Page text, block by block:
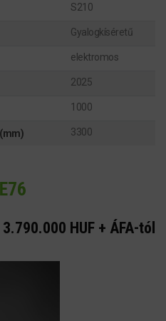
S210
Gyalogkíséretű
elektromos
2025
1000
3300
3.790.000 HUF + ÁFA-tól